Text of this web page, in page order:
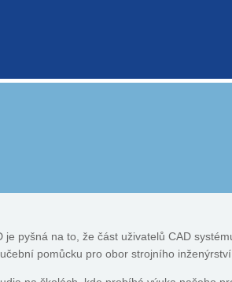
je pyšná na to, že část uživatelů CAD
pomůcku pro obor strojního